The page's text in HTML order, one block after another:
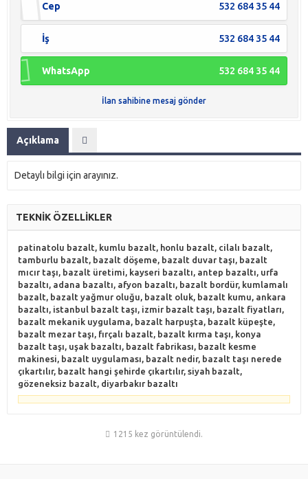
Cep 532 684 35 44
İş 532 684 35 44
WhatsApp 532 684 35 44
İlan sahibine mesaj gönder
Açıklama
Detaylı bilgi için arayınız.
TEKNİK ÖZELLİKLER
patinatolu bazalt, kumlu bazalt, honlu bazalt, cilalı bazalt,
tamburlu bazalt, bazalt döşeme, bazalt duvar taşı, bazalt
mıcır taşı, bazalt üretimi, kayseri bazaltı, antep bazaltı, urfa
bazaltı, adana bazaltı, afyon bazaltı, bazalt bordür, kumlamalı
bazalt, bazalt yağmur oluğu, bazalt oluk, bazalt kumu, ankara
bazaltı, istanbul bazalt taşı, izmir bazalt taşı, bazalt fiyatları,
bazalt mekanik uygulama, bazalt harpuşta, bazalt küpeşte,
bazalt mezar taşı, fırçalı bazalt, bazalt kırma taşı, konya
bazalt taşı, uşak bazaltı, bazalt fabrikası, bazalt kesme
makinesi, bazalt uygulaması, bazalt nedir, bazalt taşı nerede
çıkartılır, bazalt hangi şehirde çıkartılır, siyah bazalt,
gözeneksiz bazalt, diyarbakır bazaltı
1215 kez görüntülendi.